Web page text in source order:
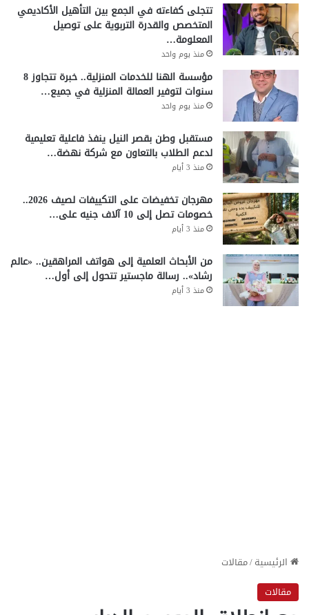
تتجلى كفاءته في الجمع بين التأهيل الأكاديمي
المتخصص والقدرة التربوية على توصيل
المعلومة…
منذ يوم واحد
مؤسسة الهنا للخدمات المنزلية.. خبرة تتجاوز 8
سنوات لتوفير العمالة المنزلية في جميع…
منذ يوم واحد
مستقبل وطن بقصر النيل ينفذ فاعلية تعليمية
لدعم الطلاب بالتعاون مع شركة نهضة…
منذ 3 أيام
مهرجان تخفيضات على التكييفات لصيف 2026..
خصومات تصل إلى 10 آلاف جنيه على…
منذ 3 أيام
من الأبحاث العلمية إلى هواتف المراهقين.. «عالم
رشاد».. رسالة ماجستير تتحول إلى أول…
منذ 3 أيام